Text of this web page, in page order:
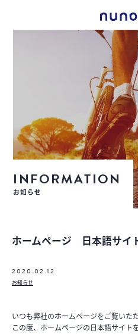
INFORMATION
お知らせ
ホームページ 日本語サイ
2020.02.12
お知らせ
いつも弊社のホームページをご覧いた
この度、ホームページの日本語サイト